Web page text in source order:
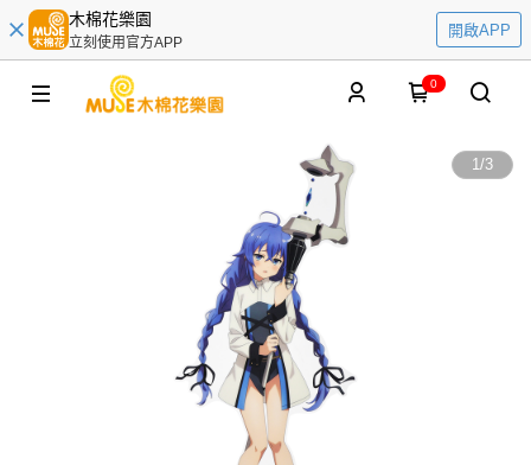
木棉花樂園
立刻使用官方APP
開啟APP
0
1/3